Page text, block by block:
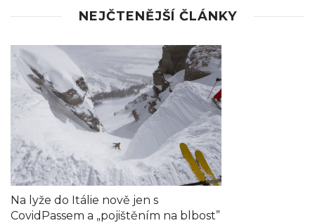
NEJČTENĚJŠÍ ČLÁNKY
Na lyže do Itálie nově jen s
CovidPassem a „pojištěním na blbost”